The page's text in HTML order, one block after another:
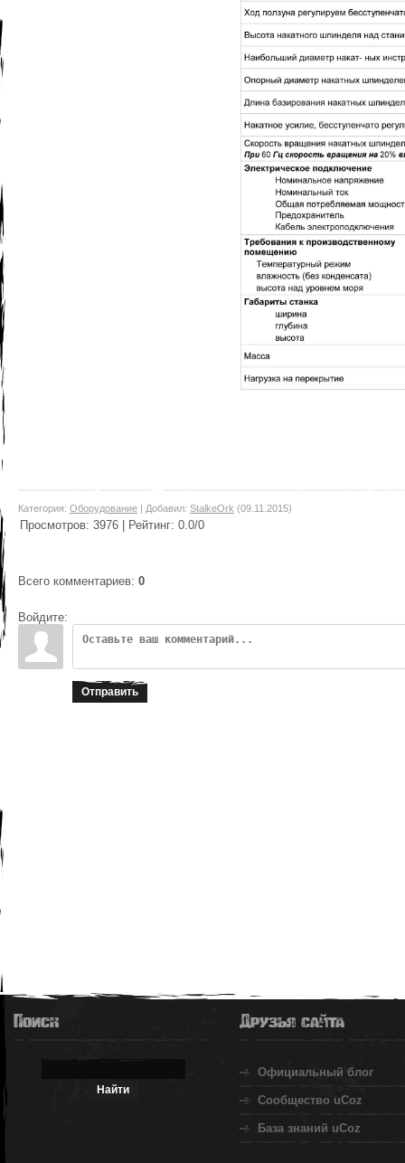
Категория: Оборудование | Добавил: StalkeOrk (09.11.2015)
Просмотров: 3976 Рейтинг: 0.0/0
Всего комментариев: 0
Войдите:
Отправить
Поиск Друзья сайта
Официальный блог
Сообщество uCoz
База знаний uCoz